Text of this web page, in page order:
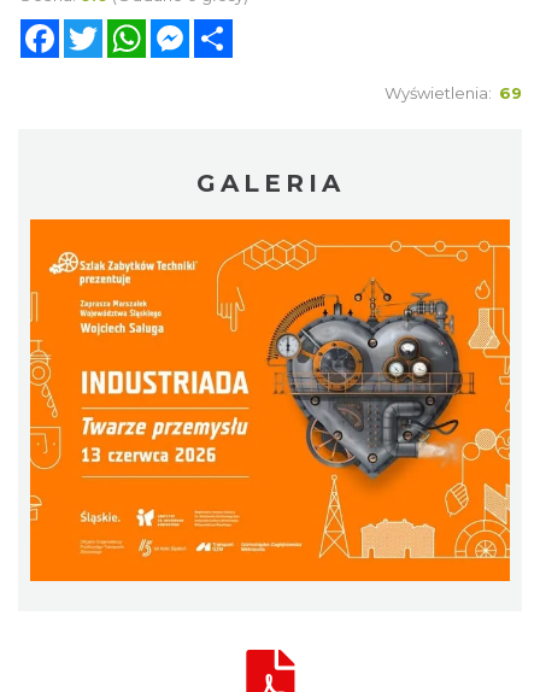
FacebookTwitterWhatsAppMessenger
Wyświetlenia: 69
GALERIA